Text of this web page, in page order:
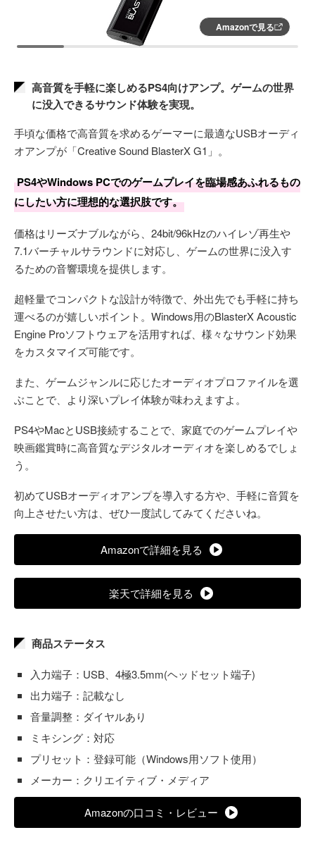
Amazonで見る
高音質を手軽に楽しめるPS4向けアンプ。ゲームの世界
に没入できるサウンド体験を実現。
手頃な価格で高音質を求めるゲーマーに最適なUSBオーディ
オアンプが「Creative Sound BlasterX G1」。
PS4やWindows PCでのゲームプレイを臨場感あふれるもの
にしたい方に理想的な選択肢です。
価格はリーズナブルながら、24bit/96kHzのハイレゾ再生や
7.1バーチャルサラウンドに対応し、ゲームの世界に没入す
るための音響環境を提供します。
超軽量でコンパクトな設計が特徴で、外出先でも手軽に持ち
運べるのが嬉しいポイント。Windows用のBlasterX Acoustic
Engine Proソフトウェアを活用すれば、様々なサウンド効果
をカスタマイズ可能です。
また、ゲームジャンルに応じたオーディオプロファイルを選
ぶことで、より深いプレイ体験が味わえますよ。
PS4やMacとUSB接続することで、家庭でのゲームプレイや
映画鑑賞時に高音質なデジタルオーディオを楽しめるでしょ
う。
初めてUSBオーディオアンプを導入する方や、手軽に音質を
向上させたい方は、ぜひ一度試してみてくださいね。
Amazonで詳細を見る
楽天で詳細を見る
商品ステータス
入力端子：USB、4極3.5mm(ヘッドセット端子)
出力端子：記載なし
音量調整：ダイヤルあり
ミキシング：対応
プリセット：登録可能（Windows用ソフト使用）
メーカー：クリエイティブ・メディア
Amazonの口コミ・レビュー